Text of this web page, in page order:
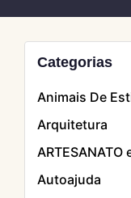
Categorias
Animais De
Arquitetura
ARTESANATO
Autoajuda